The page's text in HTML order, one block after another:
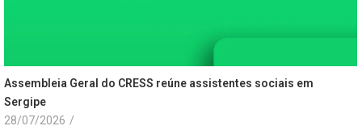
Assembleia Geral do CRESS reúne assistentes sociais em
Sergipe
28/07/2026 /